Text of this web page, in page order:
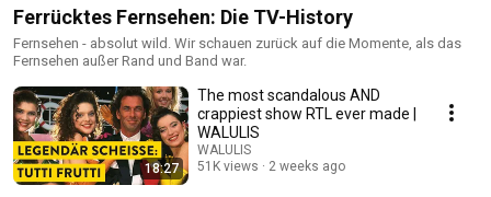
#Gaming
Ferrücktes Fernsehen: Die TV-History
Fernsehen - absolut wild. Wir schauen zurück auf die Momente, als das
Fernsehen außer Rand und Band war.
18:27
The most scandalous AND
crappiest show RTL ever made |
WALULIS
WALULIS
51K views
2 weeks ago